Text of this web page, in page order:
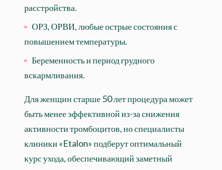
расстройства.
ОРЗ, ОРВИ, любые острые состояния с
повышением температуры.
Беременность и период грудного
вскармливания.
Для женщин старше 50 лет процедура может
быть менее эффективной из-за снижения
активности тромбоцитов, но специалисты
клиники «Etalon» подберут оптимальный
курс ухода, обеспечивающий заметный